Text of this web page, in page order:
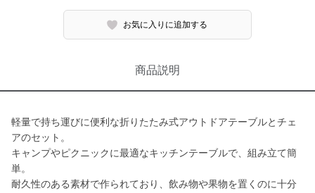
お気に入りに追加する
商品説明
軽量で持ち運びに便利な折りたたみ式アウトドアテーブルとチェ
アのセット。
キャンプやピクニックに最適なキッチンテーブルで、組み立て簡
単。
耐久性のある素材で作られており、飲み物や果物を置くのに十分